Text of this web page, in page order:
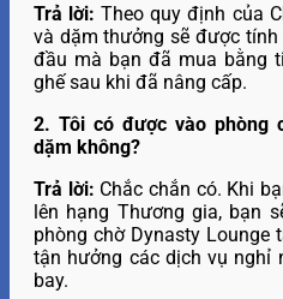
Trả lời: Theo quy định của
và dặm thưởng sẽ được
đầu mà bạn đã mua bằng
ghế sau khi đã nâng cấp.
2. Tôi có được vào phòng
dặm không?
Trả lời: Chắc chắn có. Khi
lên hạng Thương gia, bạn
phòng chờ Dynasty Lounge
tận hưởng các dịch vụ nghỉ
bay.